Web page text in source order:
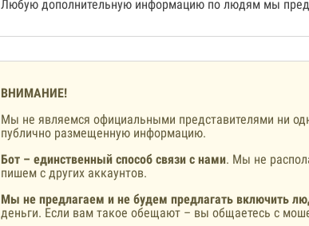
Любую дополнительную информацию по людям мы
ВНИМАНИЕ!
Мы не являемся официальными представителями ни
публично размещенную информацию.
Бот – единственный способ связи с нами. Мы не
пишем с других аккаунтов.
Мы не предлагаем и не будем предлагать включить
деньги. Если вам такое обещают – вы общаетесь с